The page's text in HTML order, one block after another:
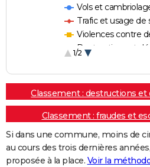
Vols et
Trafic et usage de
Violences contre
Destructions et
1/2
Classement : destructions et
Classement : fraudes et
Si dans une commune, moins de
au cours des trois dernières
proposée à la place. Voir la